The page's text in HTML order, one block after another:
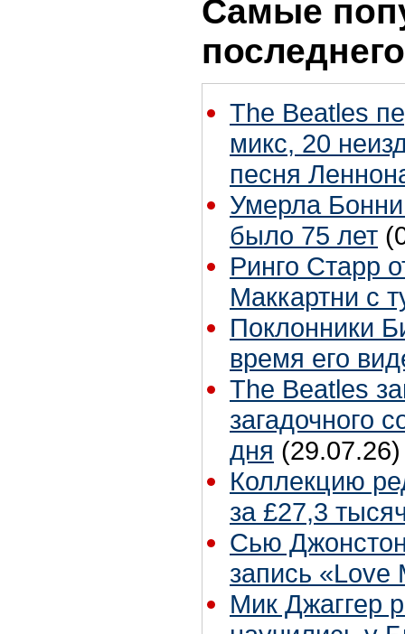
Самые
The Beatles
микс, 20
песня
Умерла
было 75 лет
Ринго Старр
Маккартни с
Поклонники
время его
The Beatles
загадочного
дня (29.07.26)
Коллекцию
за £27,3
Сью
запись «Love
Мик Джаггер